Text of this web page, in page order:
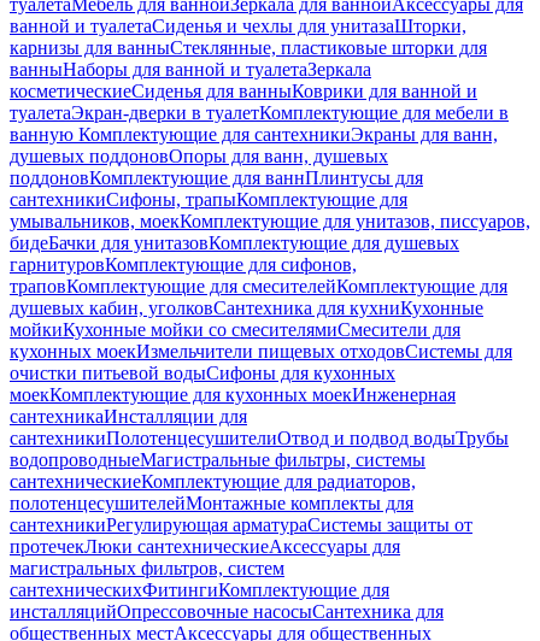
туалетаМебель для ваннойЗеркала для ваннойАксессуары для
ванной и туалетаСиденья и чехлы для унитазаШторки,
карнизы для ванныСтеклянные, пластиковые шторки для
ванныНаборы для ванной и туалетаЗеркала
косметическиеСиденья для ванныКоврики для ванной и
туалетаЭкран-дверки в туалетКомплектующие для мебели в
ванную Комплектующие для сантехникиЭкраны для ванн,
душевых поддоновОпоры для ванн, душевых
поддоновКомплектующие для ваннПлинтусы для
сантехникиСифоны, трапыКомплектующие для
умывальников, моекКомплектующие для унитазов, писсуаров,
бидеБачки для унитазовКомплектующие для душевых
гарнитуровКомплектующие для сифонов,
траповКомплектующие для смесителейКомплектующие для
душевых кабин, уголковСантехника для кухниКухонные
мойкиКухонные мойки со смесителямиСмесители для
кухонных моекИзмельчители пищевых отходовСистемы для
очистки питьевой водыСифоны для кухонных
моекКомплектующие для кухонных моекИнженерная
сантехникаИнсталляции для
сантехникиПолотенцесушителиОтвод и подвод водыТрубы
водопроводныеМагистральные фильтры, системы
сантехническиеКомплектующие для радиаторов,
полотенцесушителейМонтажные комплекты для
сантехникиРегулирующая арматураСистемы защиты от
протечекЛюки сантехническиеАксессуары для
магистральных фильтров, систем
сантехническихФитингиКомплектующие для
инсталляцийОпрессовочные насосыСантехника для
общественных местАксессуары для общественных